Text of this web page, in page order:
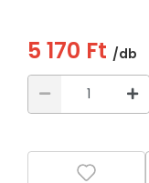
5 170 Ft /db